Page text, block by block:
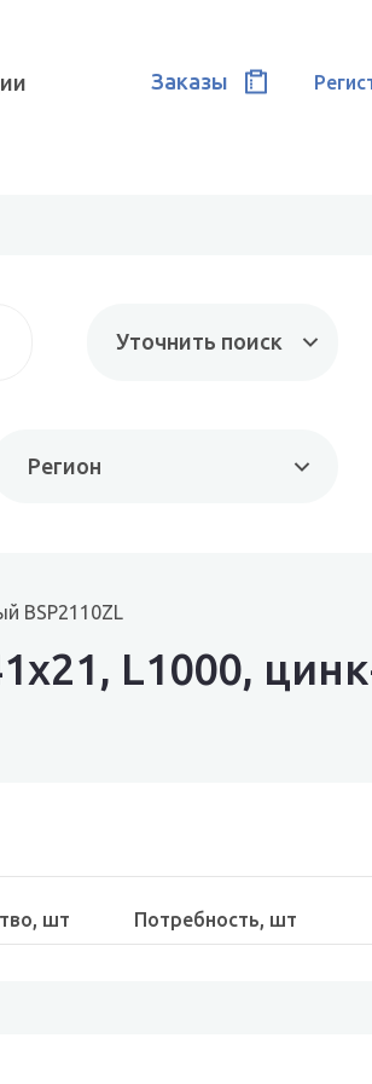
Заказы
Уточнить поиск
Регион
BSP2110ZL
L1000,
шт Потребность, шт